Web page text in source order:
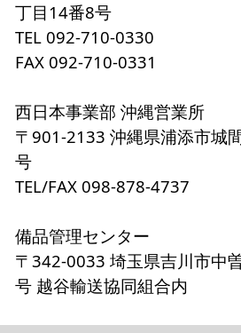
丁目14番8号
TEL 092-710-0330
FAX 092-710-0331
西日本事業部 沖縄営業所
〒901-2133 沖縄県浦添市城
号
TEL/FAX 098-878-4737
備品管理センター
〒342-0033 埼玉県吉川市中
号 越谷輸送協同組合内